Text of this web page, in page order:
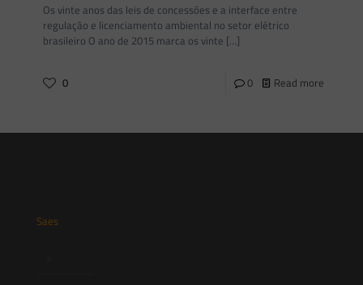
Os vinte anos das leis de concessões e a interface entre
regulação e licenciamento ambiental no setor elétrico
brasileiro O ano de 2015 marca os vinte […]
0 0 Read more
Saes